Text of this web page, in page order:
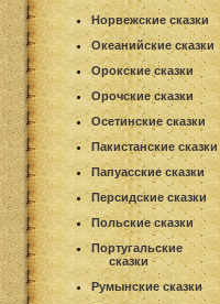
Норвежские сказки
Океанийские сказки
Орокские сказки
Орочские сказки
Осетинские сказки
Пакистанские сказки
Папуасские сказки
Персидские сказки
Польские сказки
Португальские
сказки
Румынские сказки